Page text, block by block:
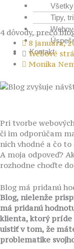
Tipy,
Kontakt
4 dôvody, prečo
8 januára,
Webové
Monika
Pri tvorbe
či im odporúčam
nich vhodné a čo to
A moja odpoveď?
rozhodne choďte
Blog má pridanú
Blog, nielenže
má pridanú
klienta, ktorý príde
uistiť v tom, že
problematike